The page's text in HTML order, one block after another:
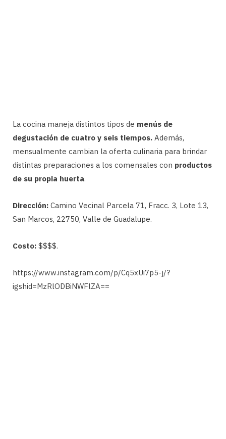
La cocina maneja distintos tipos de menús de
degustación de cuatro y seis tiempos. Además,
mensualmente cambian la oferta culinaria para brindar
distintas preparaciones a los comensales con productos
de su propia huerta.
Dirección: Camino Vecinal Parcela 71, Fracc. 3, Lote 13,
San Marcos, 22750, Valle de Guadalupe.
Costo: $$$$.
https://www.instagram.com/p/Cq5xUi7p5-j/?
igshid=MzRlODBiNWFlZA==